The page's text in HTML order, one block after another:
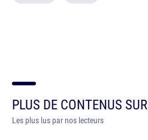
PLUS DE CONTENUS SUR
Les plus lus par nos lecteurs